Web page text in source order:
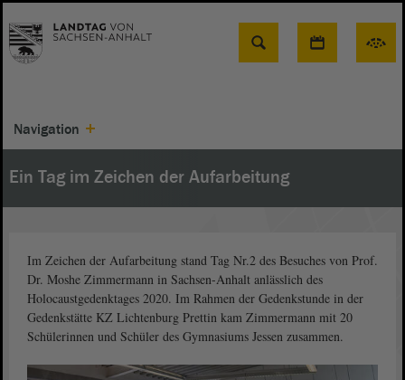
Suche
Navigation
Ein Tag im Zeichen der Aufarbeitung
Im Zeichen der Aufarbeitung stand Tag Nr.2 des Besuches von Prof.
Dr. Moshe Zimmermann in Sachsen-Anhalt anlässlich des
Holocaustgedenktages 2020. Im Rahmen der Gedenkstunde in der
Gedenkstätte KZ Lichtenburg Prettin kam Zimmermann mit 20
Schülerinnen und Schüler des Gymnasiums Jessen zusammen.